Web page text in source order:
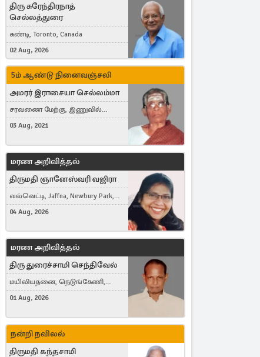
திரு சுரேந்திரநாத்
செல்லத்துரை
கண்டி, Toronto, Canada
02 Aug, 2026
5ம் ஆண்டு நினைவஞ்சலி
அமரர் இராசையா செல்லம்மா
சரவணை மேற்கு, இணுவில்
கிழக்கு
03 Aug, 2021
மரண அறிவித்தல்
திருமதி ஞானேஸ்வரி வஜிரா
வல்வெட்டி, Jaffna, Newbury Park,
United Kingdom
04 Aug, 2026
மரண அறிவித்தல்
திரு துரைச்சாமி செந்திவேல்
மயிலியதனை, நெடுங்கேணி,
கம்பர்மலை
01 Aug, 2026
நன்றி நவிலல்
திருமதி கந்தசாமி